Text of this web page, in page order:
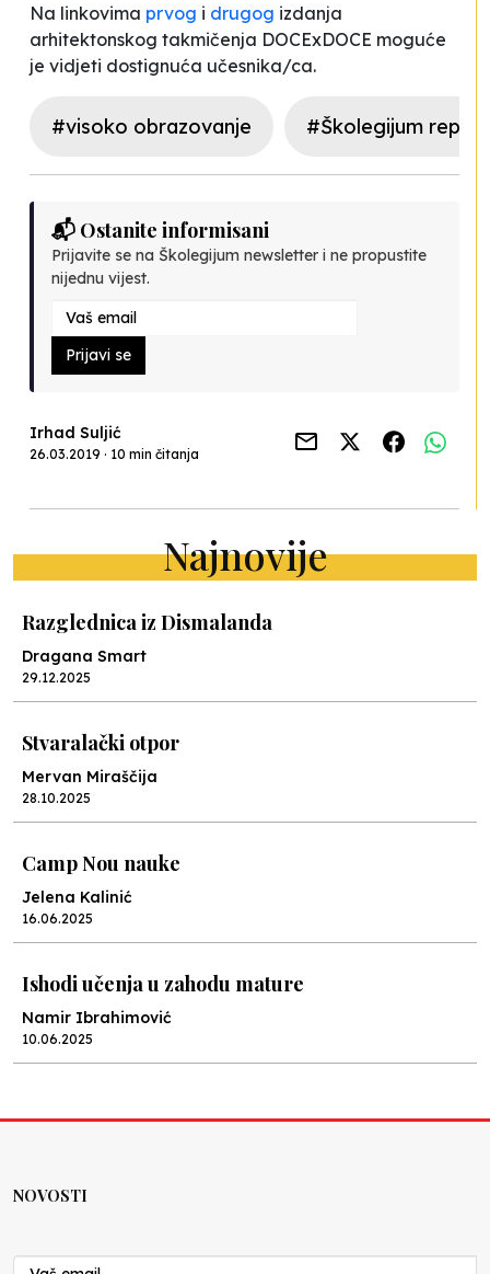
Na linkovima prvog i drugog izdanja
arhitektonskog takmičenja DOCExDOCE moguće
je vidjeti dostignuća učesnika/ca.
#visoko obrazovanje #Školegijum
📬 Ostanite informisani
Prijavite se na Školegijum newsletter i ne propustite
nijednu vijest.
Prijavi se
Irhad Suljić
26.03.2019 · 10 min čitanja
Najnovije
Razglednica iz Dismalanda
Dragana Smart
29.12.2025
Stvaralački otpor
Mervan Miraščija
28.10.2025
Camp Nou nauke
Jelena Kalinić
16.06.2025
Ishodi učenja u zahodu mature
Namir Ibrahimović
10.06.2025
Nenad Veličković
NOVOSTI